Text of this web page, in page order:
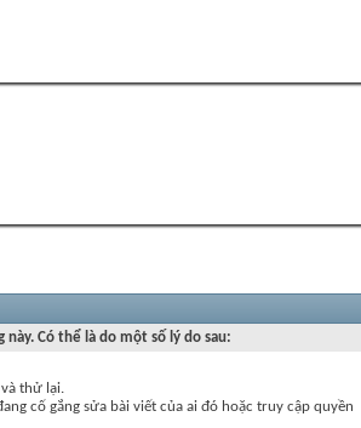
này. Có thể là do một số lý do sau:
thử lại.
cố gắng sửa bài viết của ai đó hoặc truy cập quyền